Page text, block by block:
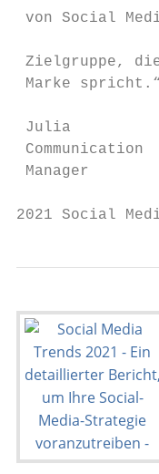
von Social
Zielgruppe,
Marke spricht.“
Julia
Communication
Manager
2021 Social